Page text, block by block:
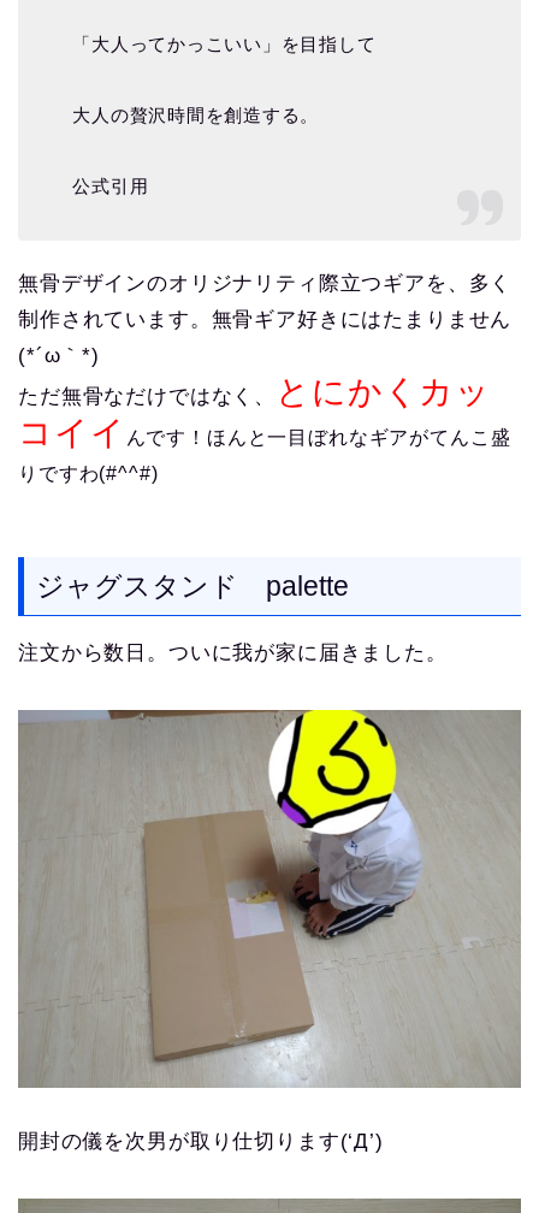
「大人ってかっこいい」を目指して
大人の贅沢時間を創造する。
公式引用
無骨デザインのオリジナリティ際立つギアを、多く
制作されています。無骨ギア好きにはたまりません
(*´ω｀*)
ただ無骨なだけではなく、
とにかくカッ
コイイ んです！ほんと一目ぼれなギアがてんこ盛
りですわ(#^^#)
ジャグスタンド palette
注文から数日。ついに我が家に届きました。
開封の儀を次男が取り仕切ります(‘Д’)